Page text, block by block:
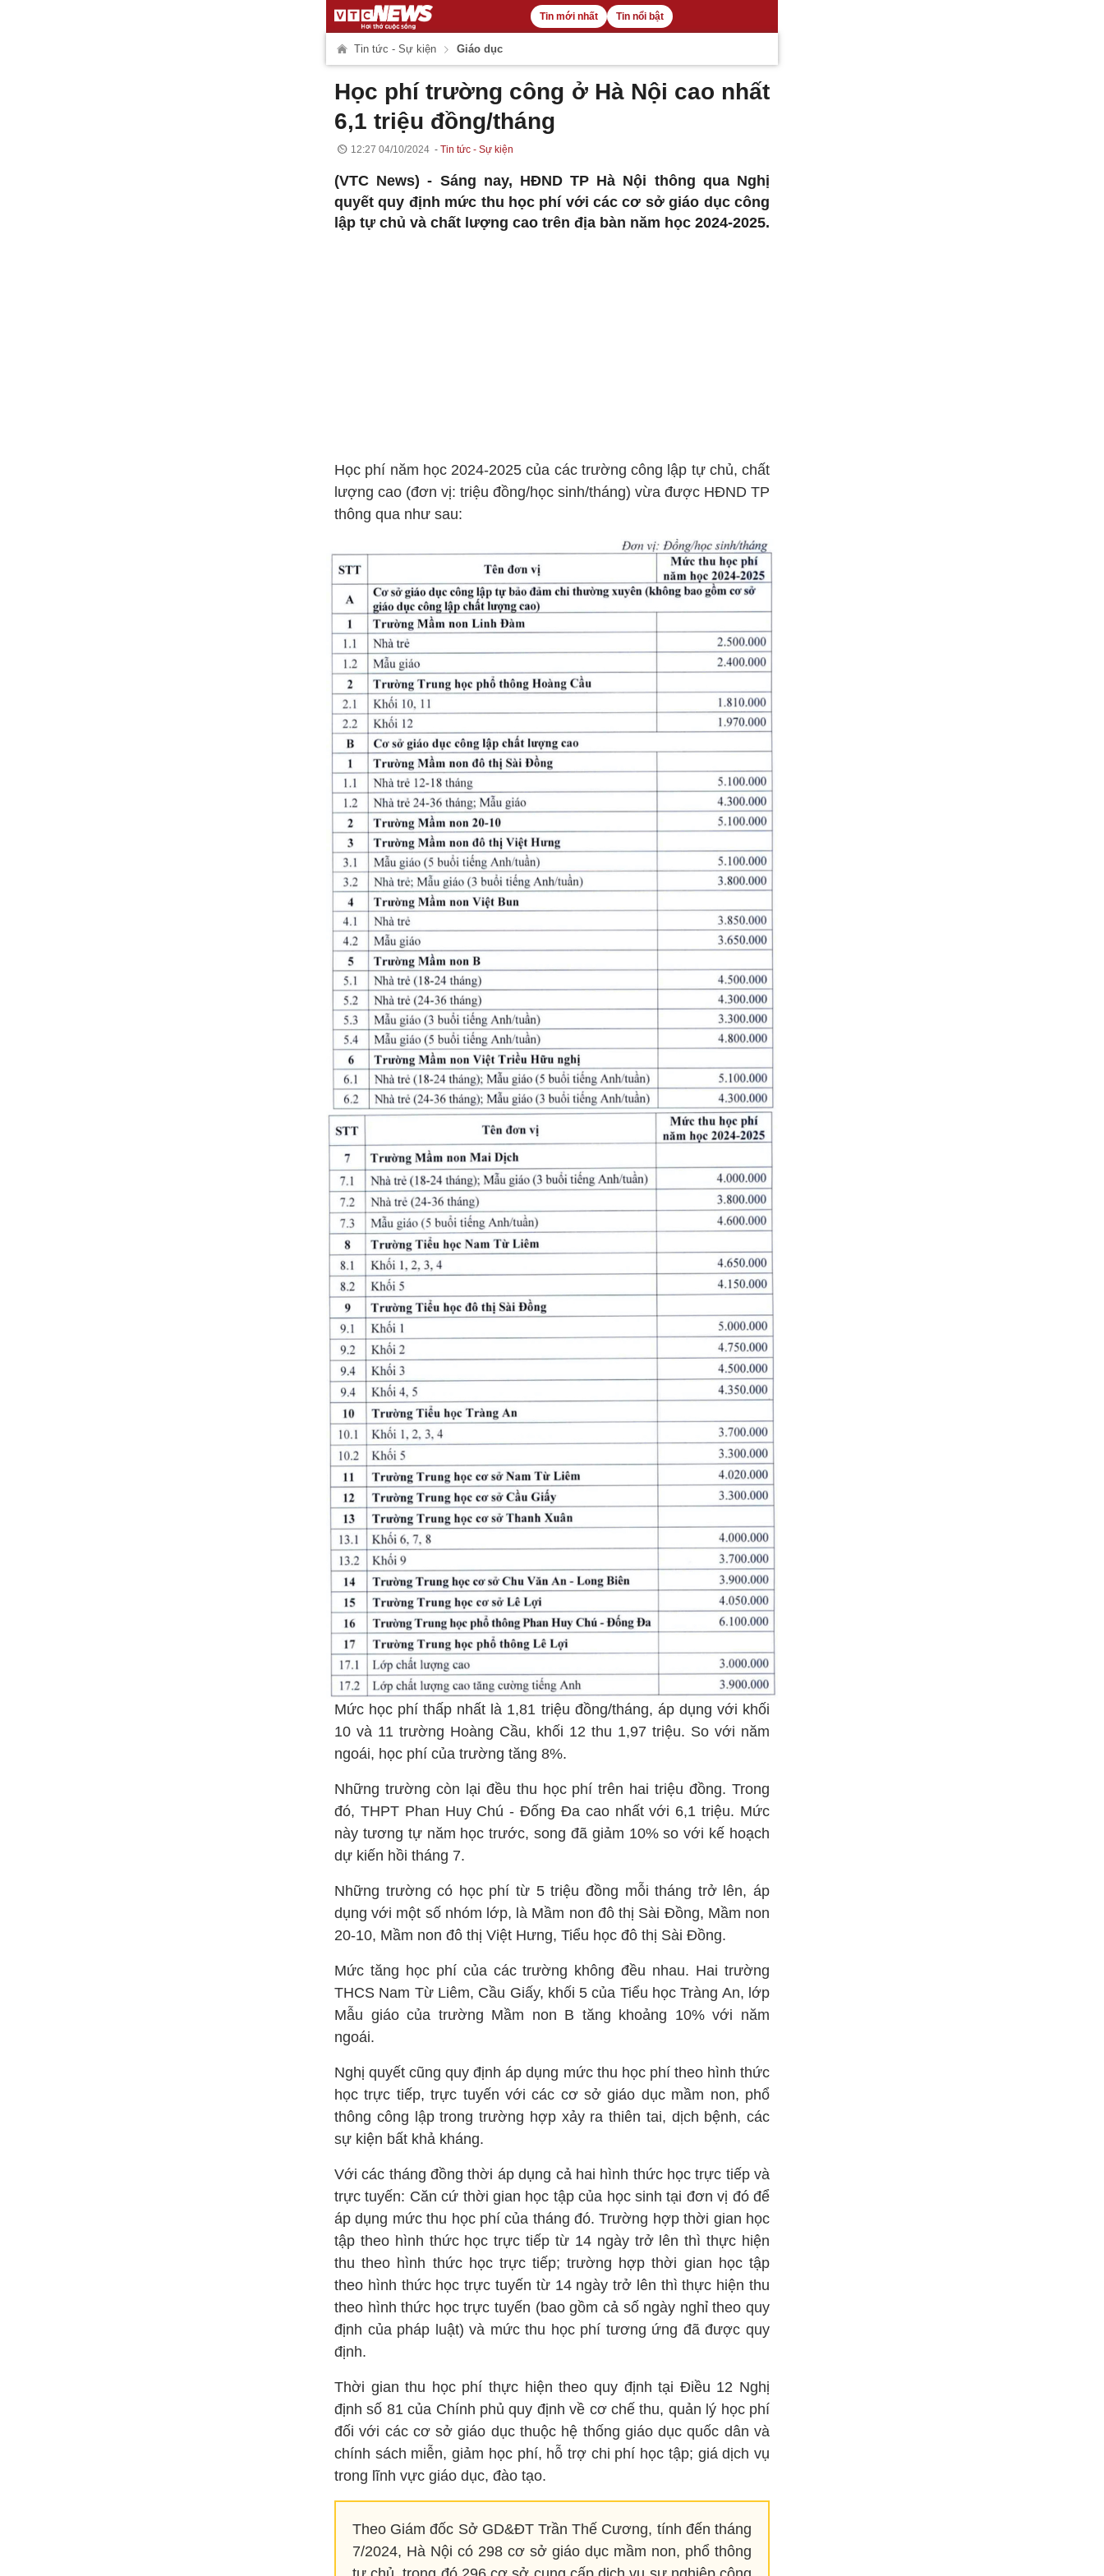
Tin mới nhất Tin nổi bật
Tin tức - Sự kiện Giáo dục
Học phí trường công ở Hà Nội cao nhất
6,1 triệu đồng/tháng
12:27 04/10/2024 Tin tức - Sự kiện
(VTC News) - Sáng nay, HĐND TP Hà Nội thông qua Nghị
quyết quy định mức thu học phí với các cơ sở giáo dục công
lập tự chủ và chất lượng cao trên địa bàn năm học 2024-2025.
Học phí năm học 2024-2025 của các trường công lập tự chủ, chất
lượng cao (đơn vị: triệu đồng/học sinh/tháng) vừa được HĐND TP
thông qua như sau:
Mức học phí thấp nhất là 1,81 triệu đồng/tháng, áp dụng với khối
10 và 11 trường Hoàng Cầu, khối 12 thu 1,97 triệu. So với năm
ngoái, học phí của trường tăng 8%.
Những trường còn lại đều thu học phí trên hai triệu đồng. Trong
đó, THPT Phan Huy Chú - Đống Đa cao nhất với 6,1 triệu. Mức
này tương tự năm học trước, song đã giảm 10% so với kế hoạch
dự kiến hồi tháng 7.
Những trường có học phí từ 5 triệu đồng mỗi tháng trở lên, áp
dụng với một số nhóm lớp, là Mầm non đô thị Sài Đồng, Mầm non
20-10, Mầm non đô thị Việt Hưng, Tiểu học đô thị Sài Đồng.
Mức tăng học phí của các trường không đều nhau. Hai trường
THCS Nam Từ Liêm, Cầu Giấy, khối 5 của Tiểu học Tràng An, lớp
Mẫu giáo của trường Mầm non B tăng khoảng 10% với năm
ngoái.
Nghị quyết cũng quy định áp dụng mức thu học phí theo hình thức
học trực tiếp, trực tuyến với các cơ sở giáo dục mầm non, phổ
thông công lập trong trường hợp xảy ra thiên tai, dịch bệnh, các
sự kiện bất khả kháng.
Với các tháng đồng thời áp dụng cả hai hình thức học trực tiếp và
trực tuyến: Căn cứ thời gian học tập của học sinh tại đơn vị đó để
áp dụng mức thu học phí của tháng đó. Trường hợp thời gian học
tập theo hình thức học trực tiếp từ 14 ngày trở lên thì thực hiện
thu theo hình thức học trực tiếp; trường hợp thời gian học tập
theo hình thức học trực tuyến từ 14 ngày trở lên thì thực hiện thu
theo hình thức học trực tuyến (bao gồm cả số ngày nghỉ theo quy
định của pháp luật) và mức thu học phí tương ứng đã được quy
định.
Thời gian thu học phí thực hiện theo quy định tại Điều 12 Nghị
định số 81 của Chính phủ quy định về cơ chế thu, quản lý học phí
đối với các cơ sở giáo dục thuộc hệ thống giáo dục quốc dân và
chính sách miễn, giảm học phí, hỗ trợ chi phí học tập; giá dịch vụ
trong lĩnh vực giáo dục, đào tạo.
Theo Giám đốc Sở GD&ĐT Trần Thế Cương, tính đến tháng
7/2024, Hà Nội có 298 cơ sở giáo dục mầm non, phổ thông